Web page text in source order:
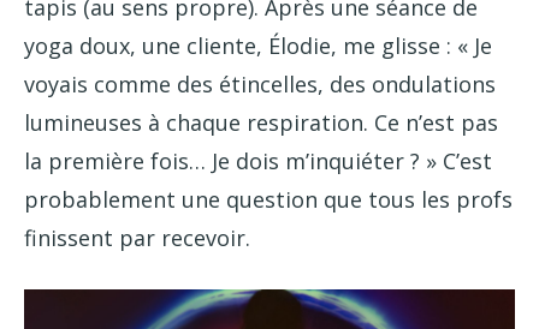
tapis (au sens propre). Après une séance de
yoga doux, une cliente, Élodie, me glisse : « Je
voyais comme des étincelles, des ondulations
lumineuses à chaque respiration. Ce n’est pas
la première fois… Je dois m’inquiéter ? » C’est
probablement une question que tous les profs
finissent par recevoir.